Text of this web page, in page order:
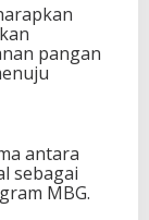
pangan
antara
sebagai
MBG.